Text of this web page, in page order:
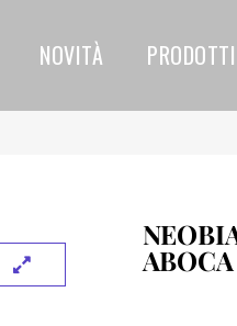
NOVITÀ PRODOTTI
ABOCA